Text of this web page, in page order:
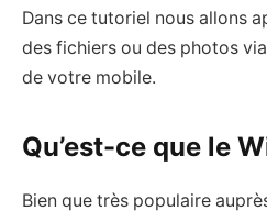
Dans ce tutoriel nous allons
des fichiers ou des photos
de votre mobile.
Qu’est-ce que le
Bien que très populaire